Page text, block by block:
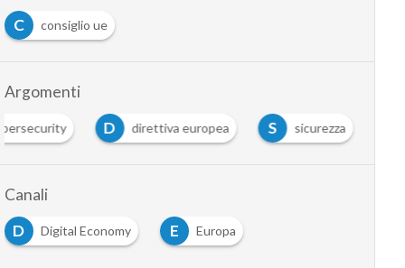
C
consiglio ue
Argomenti
D direttiva europea S sicurezza
Canali
D
Digital Economy E Europa